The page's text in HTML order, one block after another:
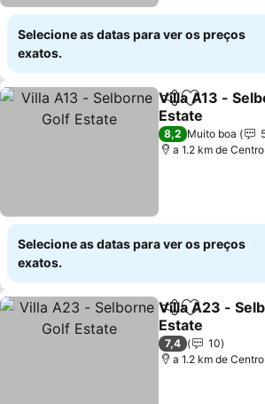
Selecione as datas para ver os preços
exatos.
PartilharAdicionar
Villa A13 -
Estate
8,2 Muito boa
a 1.2 km de
Selecione as datas para ver os preços
exatos.
PartilharAdicionar
Villa A23 -
Estate
7,4
10
a 1.2 km de